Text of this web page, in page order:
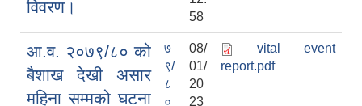
विवरण।
58
आ.व. २०७९/८० को
बैशाख देखी असार
महिना सम्मको घटना
७
९/
८
०
08/
01/
20
23
vital event
report.pdf